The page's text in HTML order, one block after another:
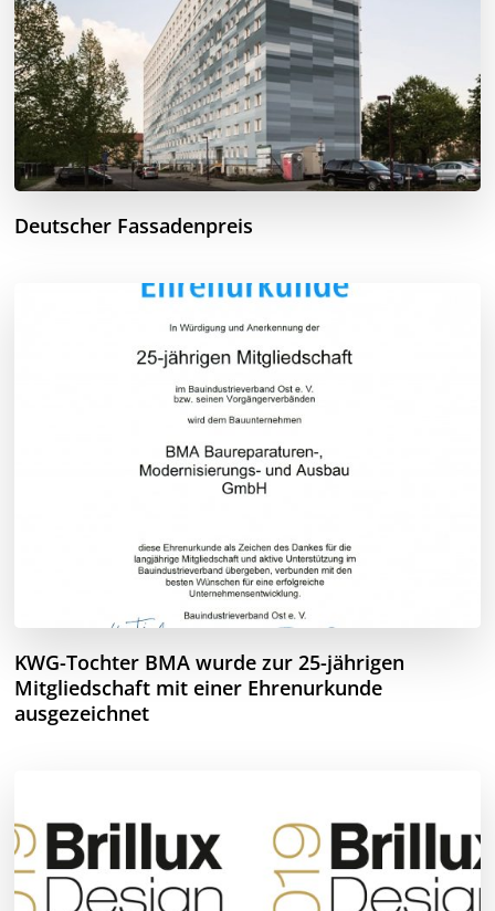
Deutscher Fassadenpreis
KWG-Tochter BMA wurde zur 25-jährigen
Mitgliedschaft mit einer Ehrenurkunde
ausgezeichnet